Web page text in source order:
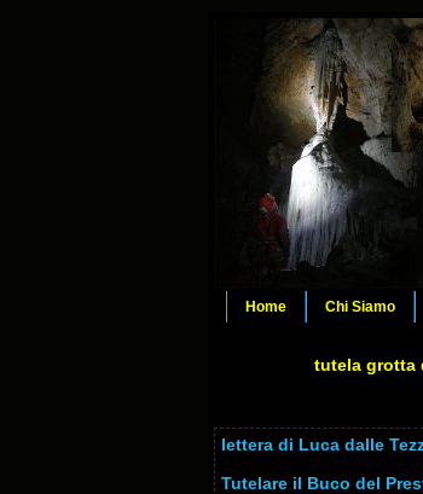
Home Chi Siamo
tutela grotta
lettera di Luca dalle
Tutelare il Buco del